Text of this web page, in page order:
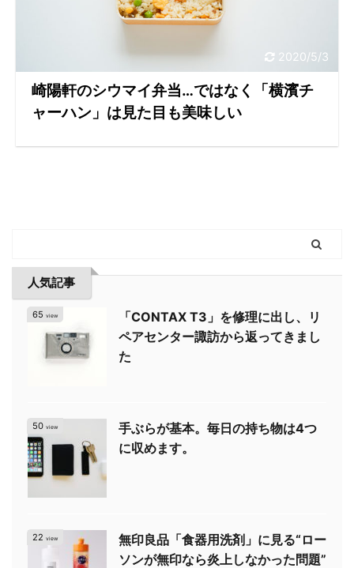
2020/5/3
崎陽軒のシウマイ弁当…ではなく「横濱チ
ャーハン」は見た目も美味しい
人気記事
65 view
「CONTAX T3」を修理に出し、リ
ペアセンター諏訪から返ってきまし
た
50 view
手ぶらが基本。毎日の持ち物は4つ
に収めます。
22 view
無印良品「食器用洗剤」に見る“ロー
ソンが無印なら炎上しなかった問題”